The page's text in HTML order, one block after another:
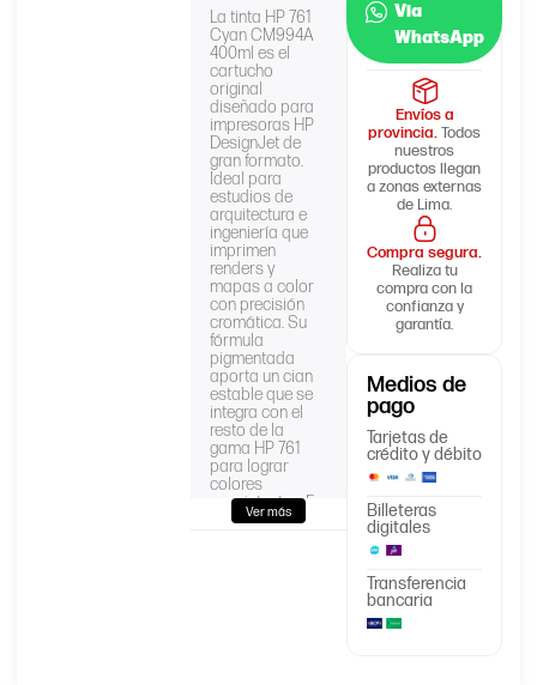
La tinta HP 761
Cyan CM994A
400ml es el
cartucho
original
diseñado para
impresoras HP
DesignJet de
gran formato.
Ideal para
estudios de
arquitectura e
ingeniería que
imprimen
renders y
mapas a color
con precisión
cromática. Su
fórmula
pigmentada
aporta un cian
estable que se
integra con el
resto de la
gama HP 761
para lograr
colores
consistentes. En
AllinPerú lo
Ver más
Via
WhatsApp
Envíos a
provincia.Todos
nuestros
productos llegan
a zonas externas
de Lima.
Compra segura.
Realiza tu
compra con la
confianza y
garantía.
Medios de
pago
Tarjetas de
crédito y débito
Billeteras
digitales
Transferencia
bancaria